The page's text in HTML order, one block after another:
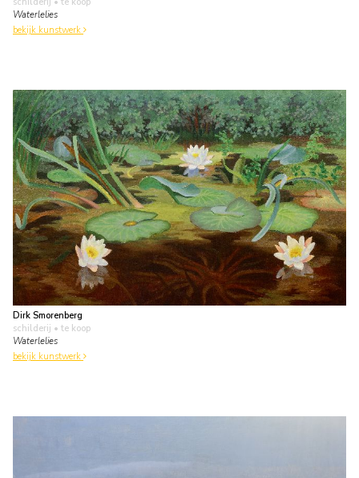
Waterlelies
bekijk kunstwerk
Dirk Smorenberg
schilderij • te koop
Waterlelies
bekijk kunstwerk